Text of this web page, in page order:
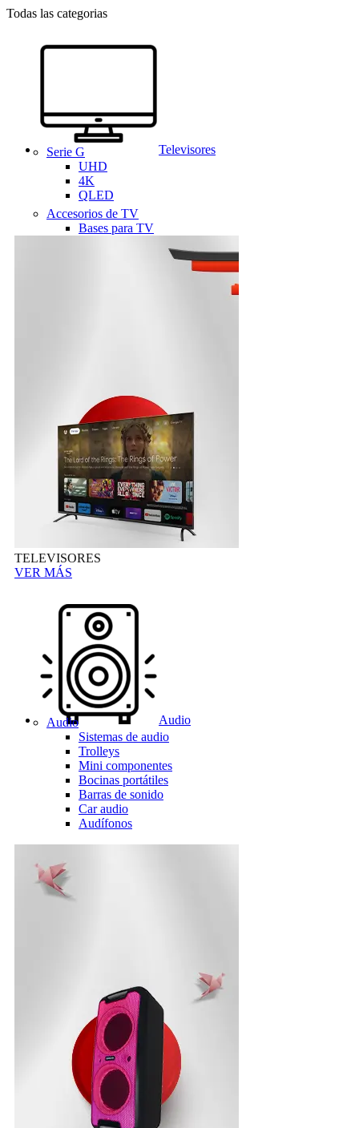
Todas las categorias
Televisores
Serie G
UHD
4K
QLED
Accesorios de TV
Bases para TV
TELEVISORES
VER MÁS
Audio
Audio
Sistemas de audio
Trolleys
Mini componentes
Bocinas portátiles
Barras de sonido
Car audio
Audífonos